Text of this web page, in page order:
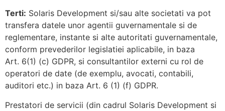
Terti: Solaris Development si/sau alte societati va pot
transfera datele unor agentii guvernamentale si de
reglementare, instante si alte autoritati guvernamentale,
conform prevederilor legislatiei aplicabile, in baza
Art. 6(1) (c) GDPR, si consultantilor externi cu rol de
operatori de date (de exemplu, avocati, contabili,
auditori etc.) in baza Art. 6 (1) (f) GDPR.
Prestatori de servicii (din cadrul Solaris Development si